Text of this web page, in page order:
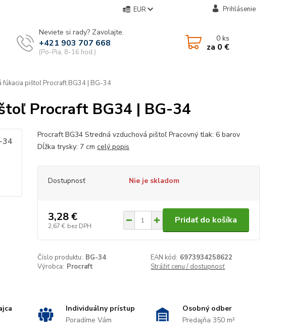
EUR Prihlásenie
Neviete si rady? Zavolajte.
+421 903 707 668
(Po-Pia, 8-16 hod.)
0ks
za 0 €
fúkacia pištoľ Procraft BG34 | BG-34
Procraft BG34 | BG-34
Procraft BG34 Stredná vzduchová pištoľ Pracovný tlak: 6 barov
Dĺžka trysky: 7 cm celý popis
Dostupnosť Nie je skladom
3,28 €
2,67 € bez DPH
Pridať do košíka
Číslo produktu: BG-34 EAN kód: 6973934258622
Výrobca: Procraft Strážiť cenu / dostupnosť
Individuálny prístup
Poradíme Vám
Osobný odber
Predajňa 350 m²